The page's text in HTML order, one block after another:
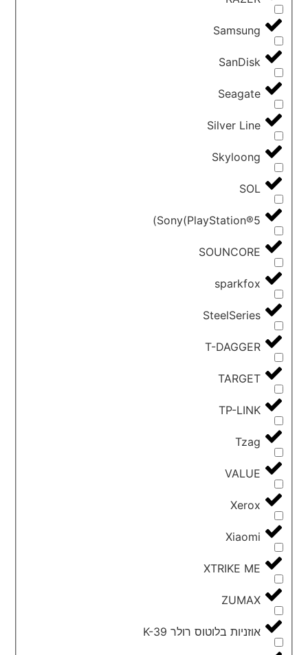
Samsung
SanDisk
Seagate
Silver Line
Skyloong
SOL
Sony(PlayStation®5)
SOUNCORE
sparkfox
SteelSeries
T-DAGGER
TARGET
TP-LINK
Tzag
VALUE
Xerox
Xiaomi
XTRIKE ME
ZUMAX
אוזניות בלוטוס רולר K-39